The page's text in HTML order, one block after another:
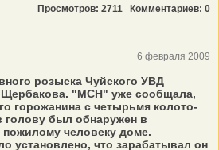
Просмотров: 2711 Комментариев: 0
6 февраля 2009
розыска Чуйского УВД
Щербакова. "МСН" уже сообщала,
горожанина с четырьмя колото-
голову был обнаружен в
человеку доме.
установлено, что зарабатывал он